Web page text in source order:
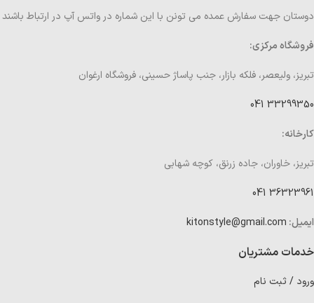
دوستان جهت سفارش عمده می تونن با این شماره در واتس آپ در ارتباط باشند
فروشگاه مرکزی:
تبریز، ولیعصر، فلکه بازار، جنب پاساژ حسینی، فروشگاه ارغوان
33299350 041
کارخانه:
تبریز، خاوران، جاده زرنق، کوچه شهابی
36323961 041
ایمیل: kitonstyle@gmail.com
خدمات مشتریان
ورود / ثبت نام